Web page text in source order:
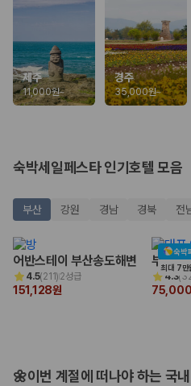
제주렌트카 최저가는 차량 기본요금
함 여부, 면책금, 보상 한도, 옵션 비
로 저렴한 차량을 고를 수 있습니다.
2. 보험 조건은 가격만큼 중요합
완전자차와 슈퍼자차는 업체별 보장
3. 제주공항 접근성과 셔틀 조건을
제주 렌트카는 차량 인수 위치와 셔틀
달라집니다. 공항에서 렌트카 사무실
제주도 렌트카 차종별 가
경차·소형차
종입니다.
제주
11,000원~
경주
35,000원~
숙박세일페스타 인기호텔 모음
부산 강원 경남 경북 전
어반스테이 부산송도해변
4.5(211)2성급
151,128원
숙박
최대 7만
부산 비
4.3(
75,000
🌼이번 계절에 떠나야 하는 국